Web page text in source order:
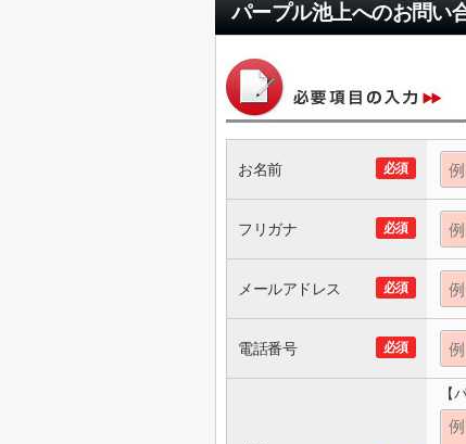
パープル池上へのお問い
必須
お名前
必須
フリガナ
必須
メールアドレス
必須
電話番号
【